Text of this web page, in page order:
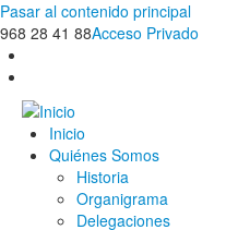
Pasar al contenido principal
968 28 41 88Acceso Privado
Inicio
Quiénes Somos
Historia
Organigrama
Delegaciones